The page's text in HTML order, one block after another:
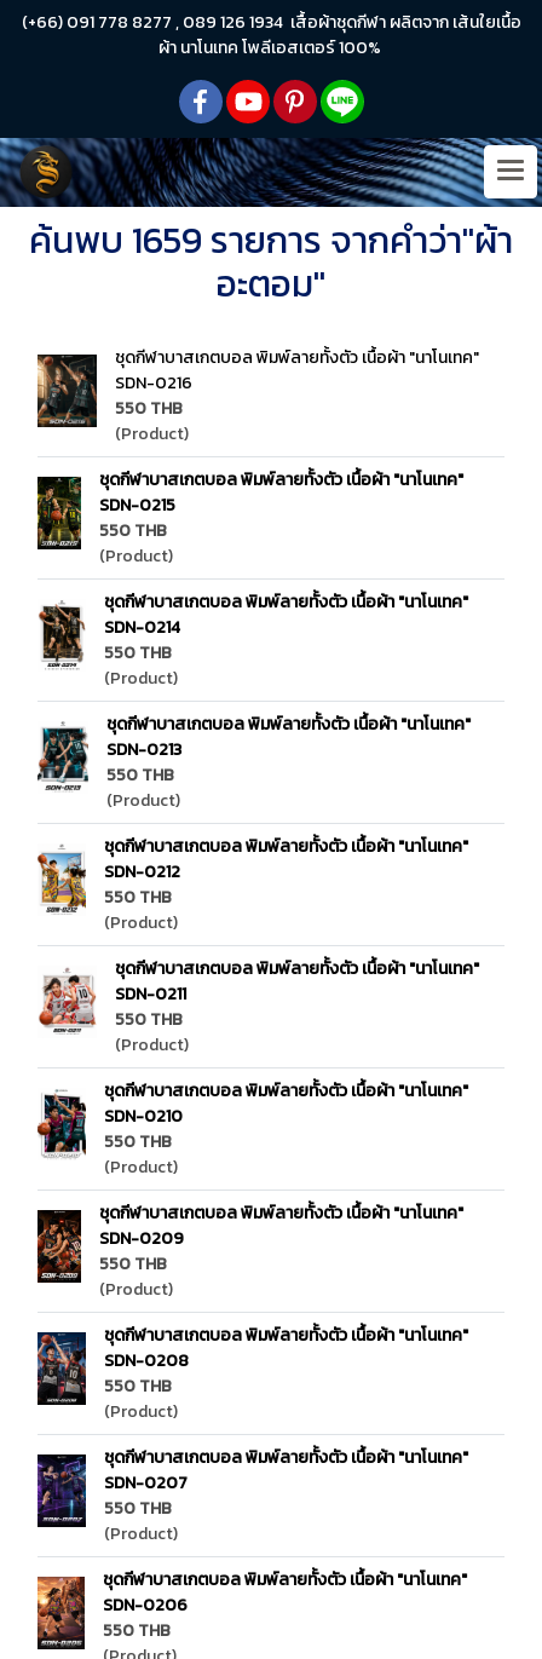
(+66) 091 778 8277 , 089 126 1934 เสื้อผ้าชุดกีฬา ผลิตจาก เส้นใยเนื้อ
ผ้า นาโนเทค โพลีเอสเตอร์ 100%
ค้นพบ 1659 รายการ จากคำว่า"ผ้า
อะตอม"
ชุดกีฬาบาสเกตบอล พิมพ์ลายทั้งตัว เนื้อผ้า "นาโนเทค"
SDN-0216
550 THB
(Product)
ชุดกีฬาบาสเกตบอล พิมพ์ลายทั้งตัว เนื้อผ้า "นาโนเทค"
SDN-0215
550 THB
(Product)
ชุดกีฬาบาสเกตบอล พิมพ์ลายทั้งตัว เนื้อผ้า "นาโนเทค"
SDN-0214
550 THB
(Product)
ชุดกีฬาบาสเกตบอล พิมพ์ลายทั้งตัว เนื้อผ้า "นาโนเทค"
SDN-0213
550 THB
(Product)
ชุดกีฬาบาสเกตบอล พิมพ์ลายทั้งตัว เนื้อผ้า "นาโนเทค"
SDN-0212
550 THB
(Product)
ชุดกีฬาบาสเกตบอล พิมพ์ลายทั้งตัว เนื้อผ้า "นาโนเทค"
SDN-0211
550 THB
(Product)
ชุดกีฬาบาสเกตบอล พิมพ์ลายทั้งตัว เนื้อผ้า "นาโนเทค"
SDN-0210
550 THB
(Product)
ชุดกีฬาบาสเกตบอล พิมพ์ลายทั้งตัว เนื้อผ้า "นาโนเทค"
SDN-0209
550 THB
(Product)
ชุดกีฬาบาสเกตบอล พิมพ์ลายทั้งตัว เนื้อผ้า "นาโนเทค"
SDN-0208
550 THB
(Product)
ชุดกีฬาบาสเกตบอล พิมพ์ลายทั้งตัว เนื้อผ้า "นาโนเทค"
SDN-0207
550 THB
(Product)
ชุดกีฬาบาสเกตบอล พิมพ์ลายทั้งตัว เนื้อผ้า "นาโนเทค"
SDN-0206
550 THB